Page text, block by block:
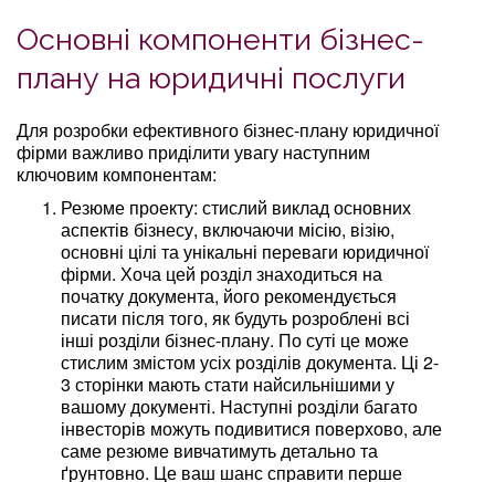
Основні компоненти бізнес-
плану на юридичні послуги
Для розробки ефективного бізнес-плану юридичної
фірми важливо приділити увагу наступним
ключовим компонентам:
Резюме проекту: стислий виклад основних
аспектів бізнесу, включаючи місію, візію,
основні цілі та унікальні переваги юридичної
фірми. Хоча цей розділ знаходиться на
початку документа, його рекомендується
писати після того, як будуть розроблені всі
інші розділи бізнес-плану. По суті це може
стислим змістом усіх розділів документа. Ці 2-
3 сторінки мають стати найсильнішими у
вашому документі. Наступні розділи багато
інвесторів можуть подивитися поверхово, але
саме резюме вивчатимуть детально та
ґрунтовно. Це ваш шанс справити перше